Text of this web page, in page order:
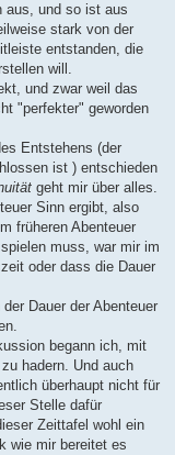
aus, und so ist aus
stark von der
entstanden, die
will.
und zwar weil das
"perfekter" geworden
Entstehens (der
ist ) entschieden
geht mir über alles.
Sinn ergibt, also
früheren Abenteuer
muss, war mir im
oder dass die Dauer
Dauer der Abenteuer
begann ich, mit
hadern. Und auch
überhaupt nicht für
Stelle dafür
Zeittafel wohl ein
wie mir bereitet es